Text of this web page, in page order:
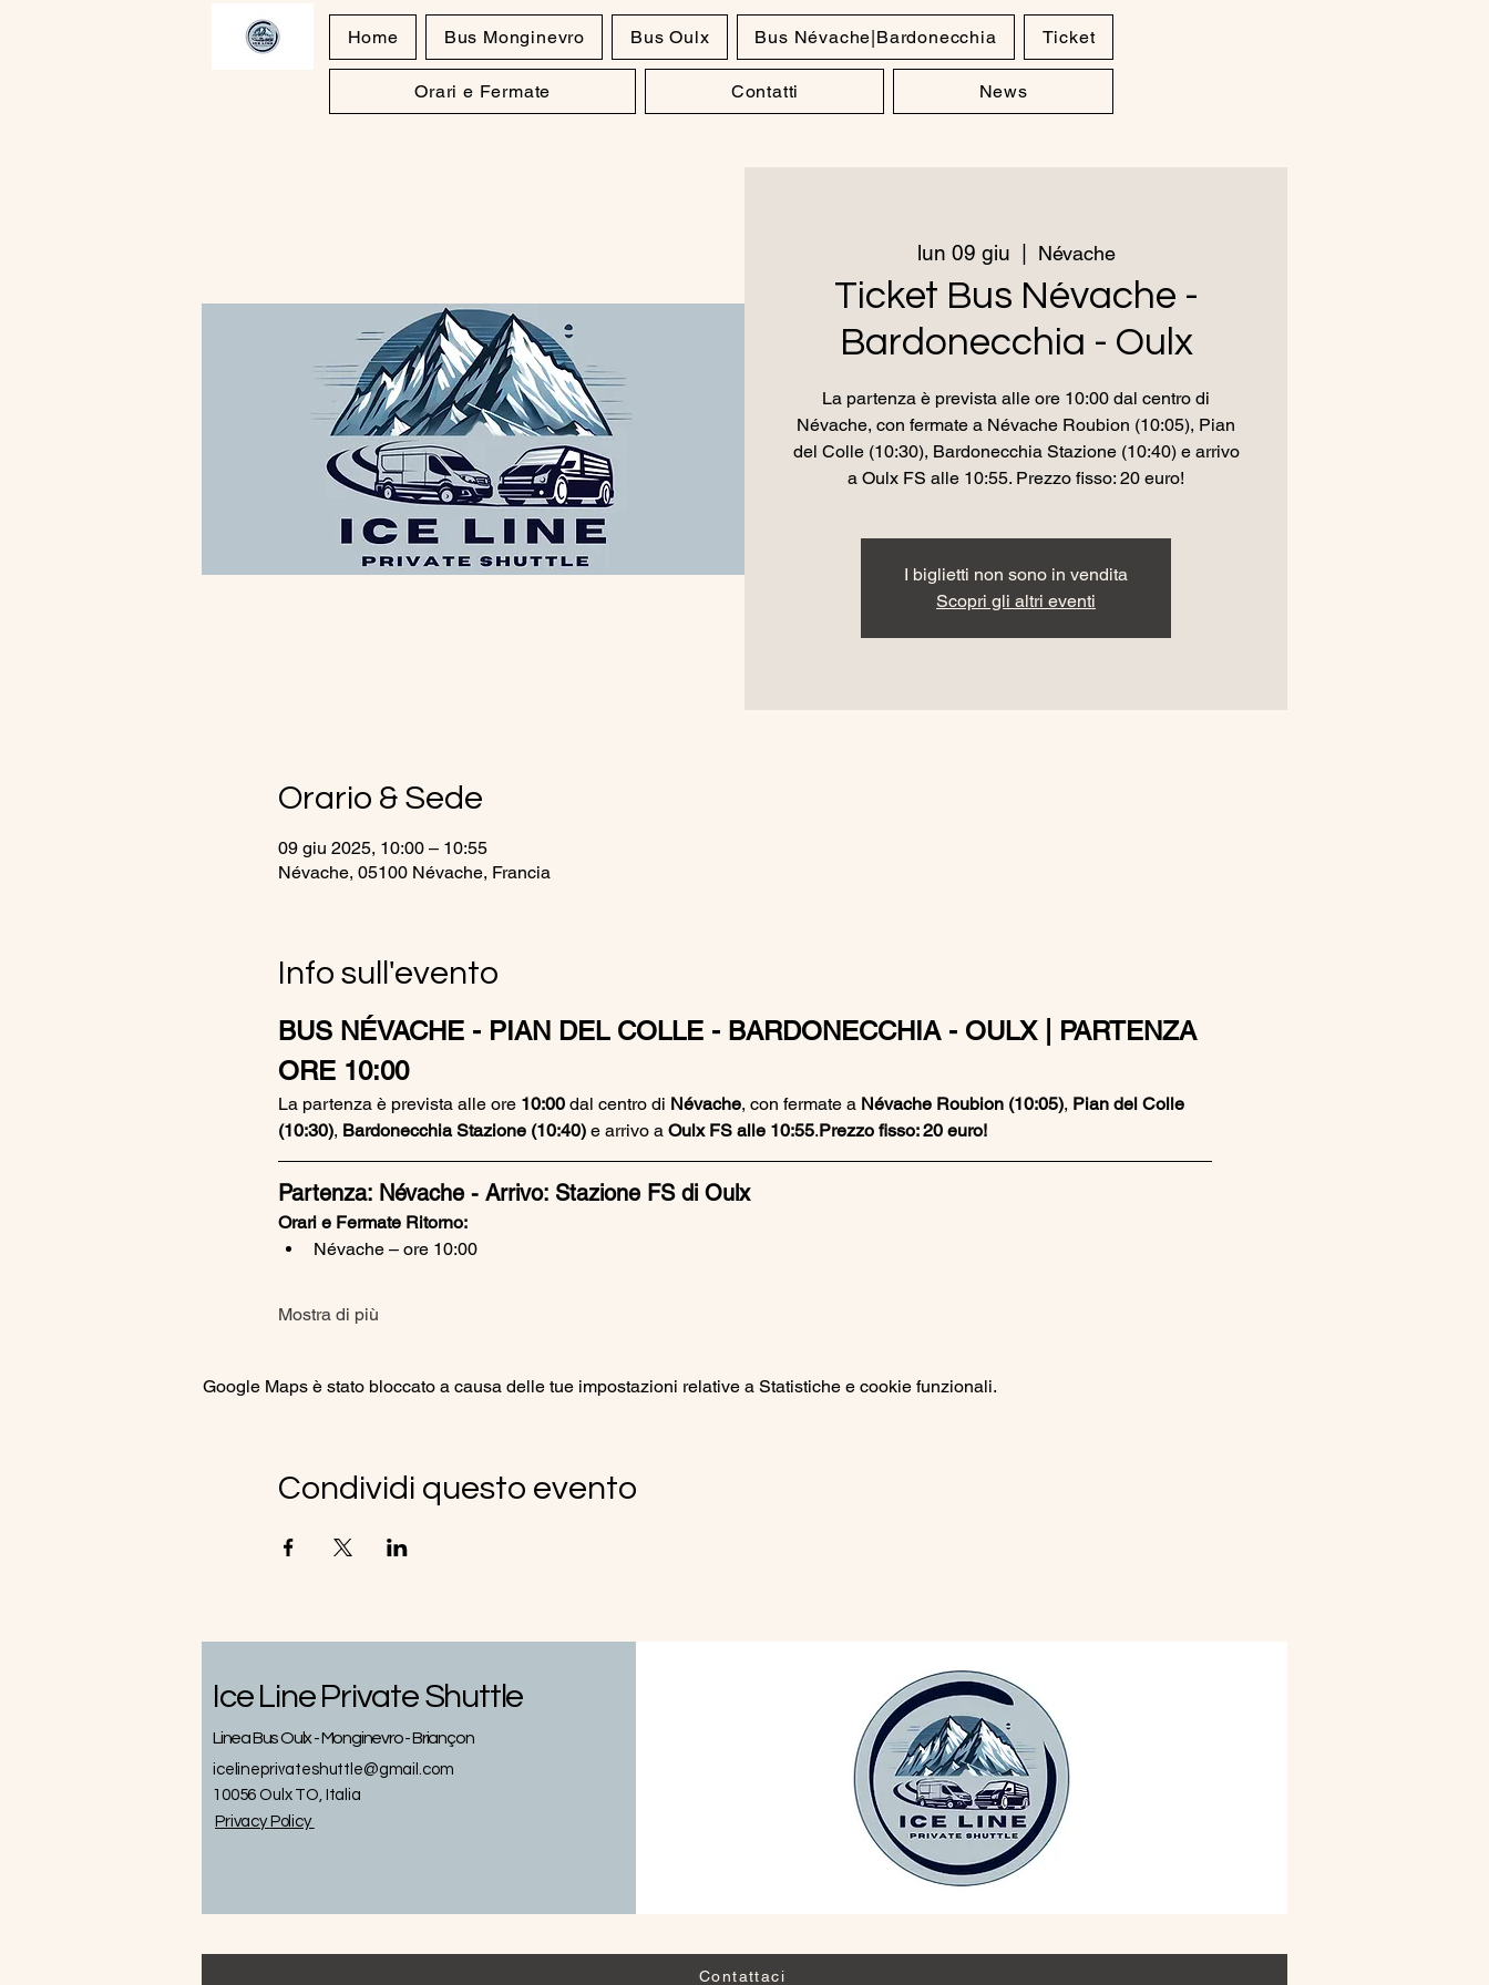
Home Bus Monginevro Bus Oulx Bus Névache|Bardonecchia Ticket
Orari e Fermate Contatti News
lun 09 giu Névache
Ticket Bus Névache -
Bardonecchia - Oulx
La partenza è prevista alle ore 10:00 dal centro di
Névache, con fermate a Névache Roubion (10:05), Pian
del Colle (10:30), Bardonecchia Stazione (10:40) e arrivo
a Oulx FS alle 10:55. Prezzo fisso: 20 euro!
I biglietti non sono in vendita
Scopri gli altri eventi
Orario & Sede
09 giu 2025, 10:00 – 10:55
Névache, 05100 Névache, Francia
Info sull'evento
BUS NÉVACHE - PIAN DEL COLLE - BARDONECCHIA - OULX | PARTENZA
ORE 10:00
La partenza è prevista alle ore 10:00 dal centro di Névache, con fermate a Névache Roubion (10:05), Pian del Colle
(10:30), Bardonecchia Stazione (10:40) e arrivo a Oulx FS alle 10:55.Prezzo fisso: 20 euro!
Partenza: Névache - Arrivo: Stazione FS di Oulx
Orari e Fermate Ritorno:
Névache – ore 10:00
Mostra di più
Google Maps è stato bloccato a causa delle tue impostazioni relative a Statistiche e cookie funzionali.
Condividi questo evento
Ice Line Private Shuttle
Linea Bus Oulx - Monginevro - Briançon
icelineprivateshuttle@gmail.com
10056 Oulx TO, Italia
Privacy Policy
Contattaci